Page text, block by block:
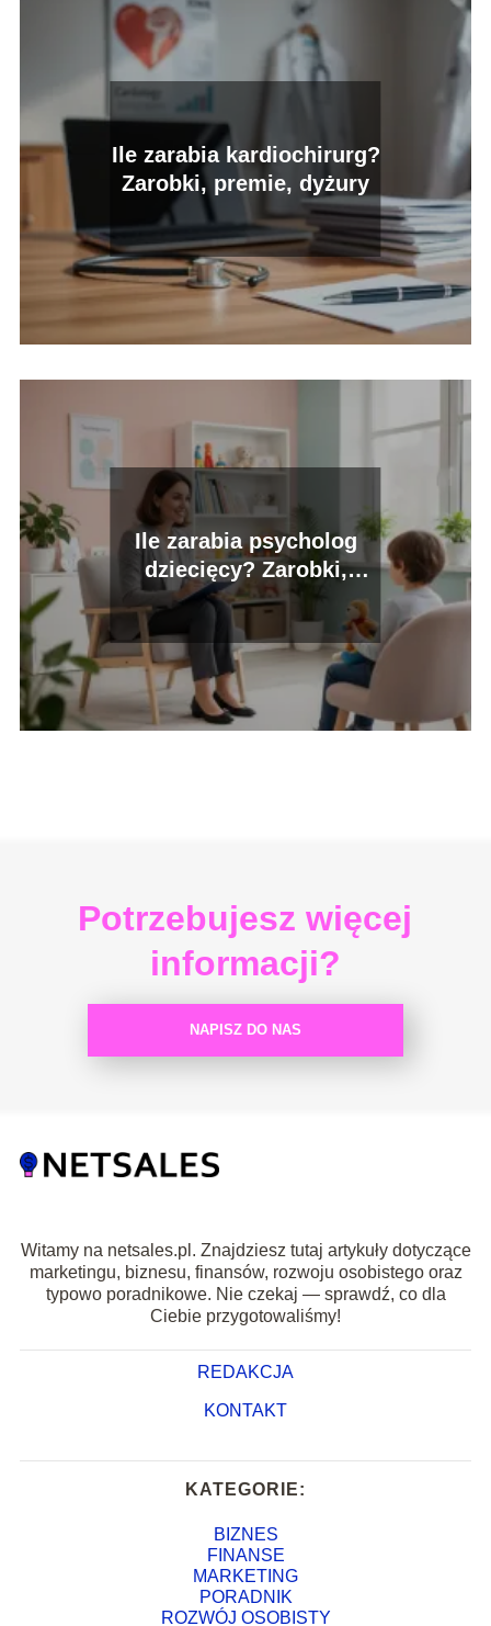
Ile zarabia kardiochirurg?
Zarobki, premie, dyżury
Ile zarabia psycholog
dziecięcy? Zarobki,
obowiązki, perspektywy
Potrzebujesz więcej
informacji?
NAPISZ DO NAS
Witamy na netsales.pl. Znajdziesz tutaj artykuły dotyczące
marketingu, biznesu, finansów, rozwoju osobistego oraz
typowo poradnikowe. Nie czekaj — sprawdź, co dla
Ciebie przygotowaliśmy!
REDAKCJA
KONTAKT
KATEGORIE:
BIZNES
FINANSE
MARKETING
PORADNIK
ROZWÓJ OSOBISTY